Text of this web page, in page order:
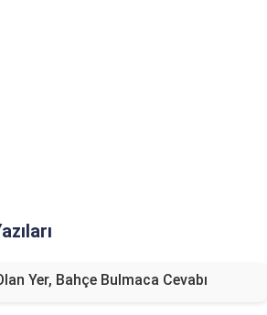
Yer, Bahçe Bulmaca Cevabı